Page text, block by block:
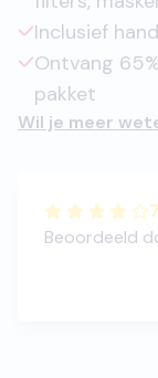
Inclusief
Ontvang
pakket
Wil je meer
Beoordeeld